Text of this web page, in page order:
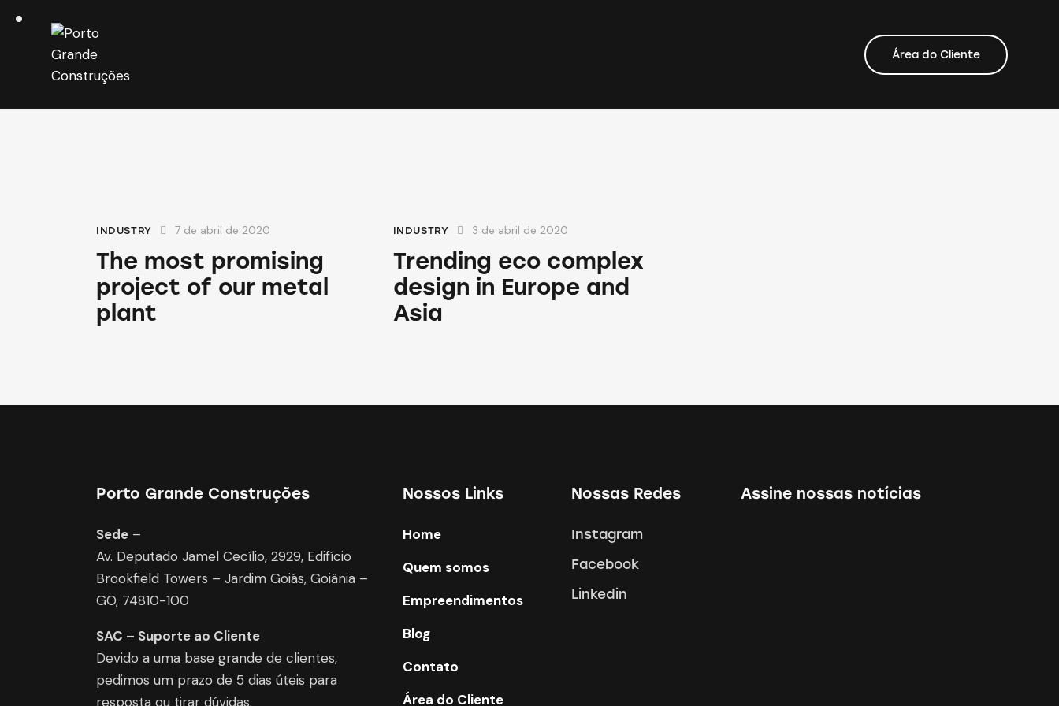
Área do Cliente
INDUSTRY 7 de abril de 2020
The most promising
project of our metal
plant
INDUSTRY 3 de abril de 2020
Trending eco complex
design in Europe and
Asia
Porto Grande Construções
Sede –
Av. Deputado Jamel Cecílio, 2929, Edifício
Brookfield Towers – Jardim Goiás, Goiânia –
GO, 74810-100
SAC – Suporte ao Cliente
Devido a uma base grande de clientes,
pedimos um prazo de 5 dias úteis para
resposta ou tirar dúvidas.
Nossos Links
Home
Quem somos
Empreendimentos
Blog
Contato
Área do Cliente
Nossas Redes
Instagram
Facebook
Linkedin
Assine nossas notícias